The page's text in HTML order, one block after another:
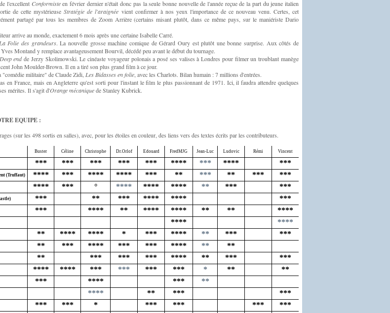
l'excellent Conformisteen février dernier n'était donc pas la seule bonne nouvelle de l'année reçue de la part du jeune italien
de cette mystérieuseStratégie de l'araignée vient confirmer à nos yeux l'importance de ce nouveau venu. Certes, cet
partagé par tous les membres de Zoom Arrière (certains misant plutôt, dans ce même pays, sur le maniériste Dario
arrive au monde, exactement 6 mois après une certaine Isabelle Carré.
La Folie des grandeurs. La nouvelle grosse machine comique de Gérard Oury est plutôt une bonne surprise. Aux côtés de
Montand y remplace avantageusement Bourvil, décédé peu avant le début du tournage.
Deep endde Jerzy Skolimowski. Le cinéaste voyageur polonais a posé ses valises à Londres pour filmer un troublant manège
John Moulder-Brown. Il en a tiré son plus grand film à ce jour.
"comédie militaire" de Claude Zidi, Les Bidasses en folie , avec les Charlots. Bilan humain : 7 millions d'entrées.
en France, mais en Angleterre qu'est sorti pour l'instant le film le plus passionnant de 1971. Ici, il faudra attendre quelques
mérites. Il s'agit d'Orange mécaniquede Stanley Kubrick.
EQUIPE :
(sur les 498 sortis en salles), avec, pour les étoiles en couleur, des liens vers des textes écrits par les contributeurs.
Buster Céline Christophe Dr.Orlof Edouard FredMJG Jean-Luc Ludovic Rémi Vincent
*** *** *** *** *** **** *** **** ***
(Truffaut) **** *** **** **** *** ** *** ** *** ***
**** *** ° **** **** **** ** *** ***
*** ** *** **** **** ***
*** **** ** **** **** ** ** ****
**** ****
** **** **** * *** **** ** *** ***
** *** **** *** *** **** ** **
** *** *** *** **** ** *** ***
**** **** *** *** *** *** * ** **
*** **** *** **
**** ** *** ***
*** *** * *** *** *** ***